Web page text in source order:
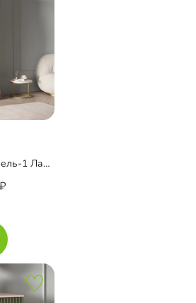
Шкаф-гармошка Шармель-1 Лайф Эмаль с зеркалом